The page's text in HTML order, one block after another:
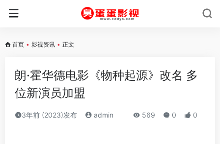
首页 • 影视资讯 • 正文
朗·霍华德电影《物种起源》改名 多
位新演员加盟
3年前 (2023)发布 admin 569 0 0